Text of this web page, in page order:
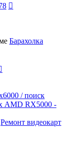
Барахолка
/ поиск
AMD RX5000 -
Ремонт видеокарт